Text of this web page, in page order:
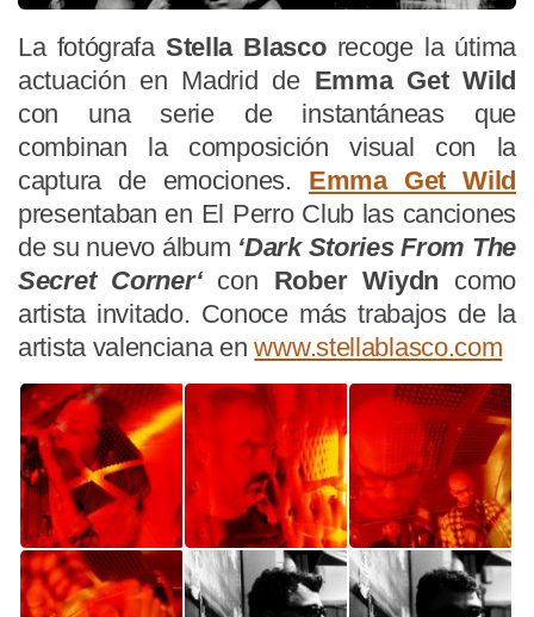
La fotógrafa Stella Blascorecoge la útima
actuación en Madrid de Emma Get Wild
con una serie de instantáneas que
combinan la composición visual con la
captura de emociones. Emma Get Wild
presentaban en El Perro Club las canciones
de su nuevo álbum ‘Dark Stories From The
Secret Corner‘con Rober Wiydn como
artista invitado. Conoce más trabajos de la
artista valenciana enwww.stellablasco.com